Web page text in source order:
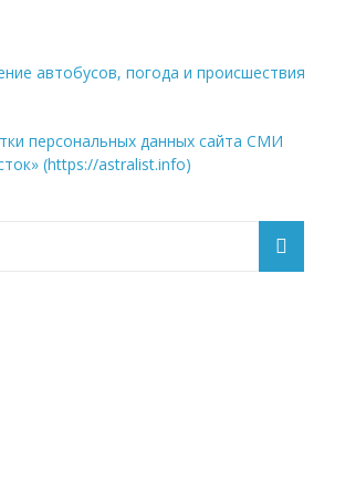
автобусов, погода и происшествия
персональных данных сайта СМИ
(https://astralist.info)